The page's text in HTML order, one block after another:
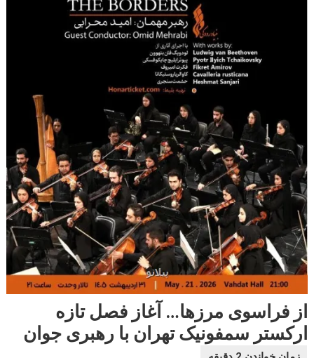
از فراسوی مرزها… آغاز فصل تازه
ارکستر سمفونیک تهران با رهبری جوان